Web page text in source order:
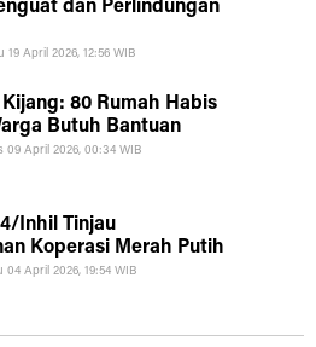
dan Perlindungan
19 April 2026, 12:56 WIB
Kijang: 80 Rumah Habis
Butuh Bantuan
09 April 2026, 00:34 WIB
Inhil Tinjau
Koperasi Merah Putih
04 April 2026, 19:54 WIB